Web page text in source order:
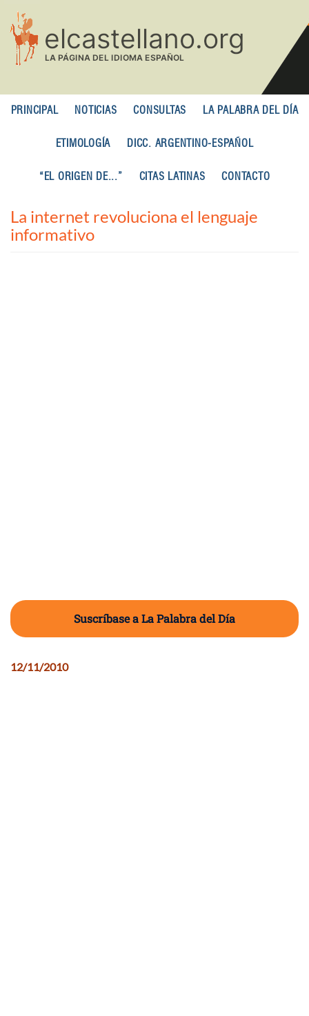
contenido
principal
PRINCIPAL NOTICIAS CONSULTAS LA PALABRA DEL DÍA
ETIMOLOGÍA DICC. ARGENTINO-ESPAÑOL
“EL ORIGEN DE...” CITAS LATINAS CONTACTO
La internet revoluciona el lenguaje
informativo
Suscríbase a La Palabra del Día
12/11/2010